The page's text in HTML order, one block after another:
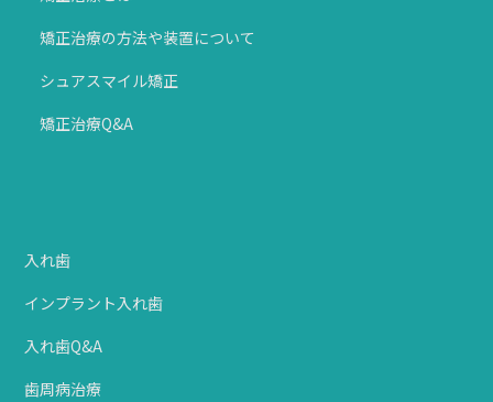
矯正治療の方法や装置について
シュアスマイル矯正
矯正治療Q&A
入れ歯
インプラント入れ歯
入れ歯Q&A
歯周病治療